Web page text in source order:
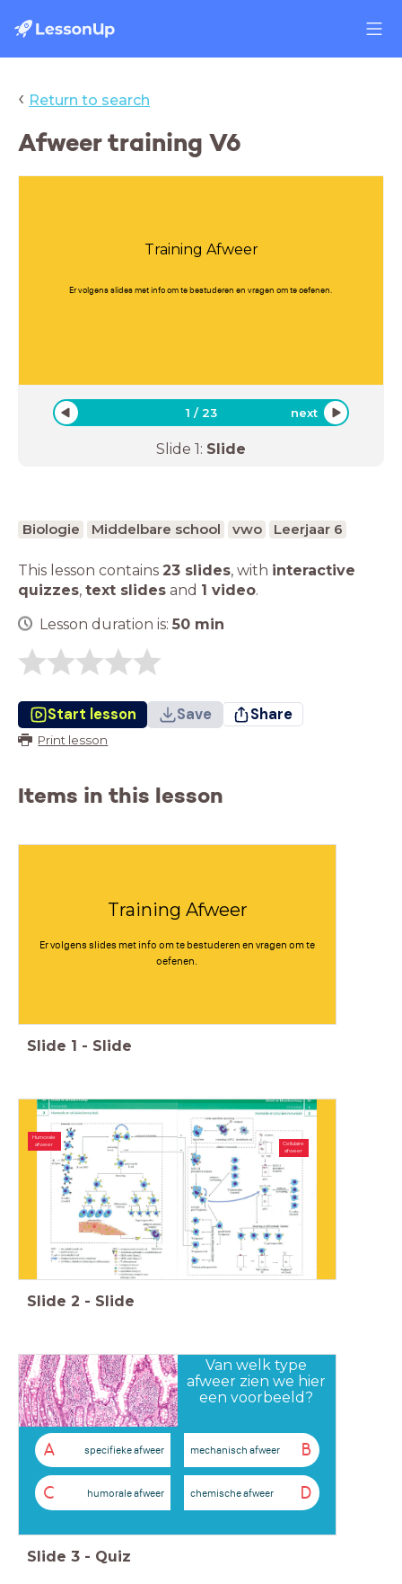
‹ Return to search
Afweer training V6
Training Afweer
Er volgens slides met info om te bestuderen en vragen om te oefenen.
1 /23 next
Slide 1: Slide
Biologie Middelbare school vwo Leerjaar 6
This lesson contains 23 slides, with interactive
quizzes, text slides and 1 video.
Lesson duration is: 50 min
Start lesson Save Share
Print lesson
Items in this lesson
Training Afweer
Er volgens slides met info om te bestuderen en vragen om te
oefenen.
Slide 1 - Slide
Cellulaire
afweer
Humorale
afweer
Slide 2 - Slide
Van welk type
afweer zien we hier
een voorbeeld?
A specifieke afweer B
mechanisch afweer
C humorale afweer D
chemische afweer
Slide 3 - Quiz